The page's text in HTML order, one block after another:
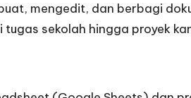
mengedit, dan berbagi
sekolah hingga proyek